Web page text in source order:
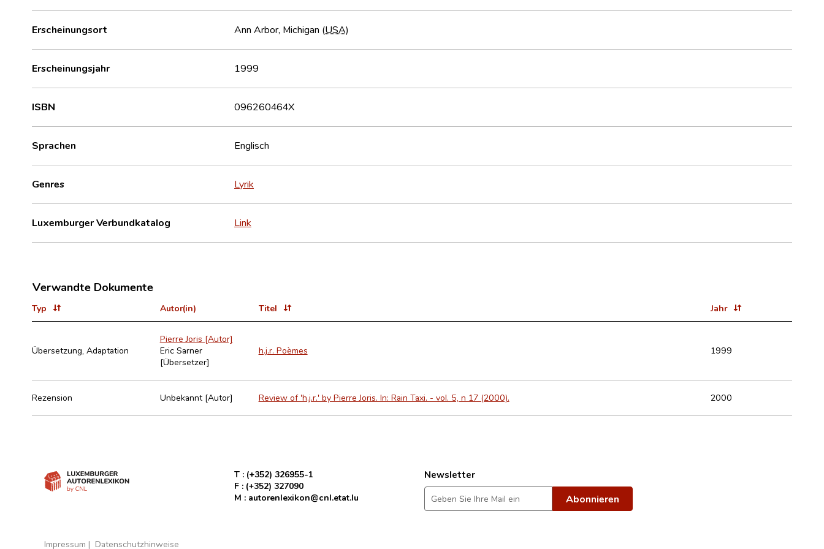
Erscheinungsort Ann Arbor, Michigan (USA)
Erscheinungsjahr 1999
ISBN 096260464X
Sprachen Englisch
Genres Lyrik
Luxemburger Verbundkatalog Link
Verwandte Dokumente
Typ Autor(in) Titel Jahr
Übersetzung, Adaptation
Pierre Joris [Autor]
Eric Sarner
[Übersetzer]
h.j.r. Poèmes 1999
Rezension Unbekannt [Autor] Review of 'h.j.r.' by Pierre Joris. In: Rain Taxi. - vol. 5, n 17 (2000). 2000
T : (+352) 326955-1
F : (+352) 327090
M : autorenlexikon@cnl.etat.lu
Newsletter
Impressum Datenschutzhinweise